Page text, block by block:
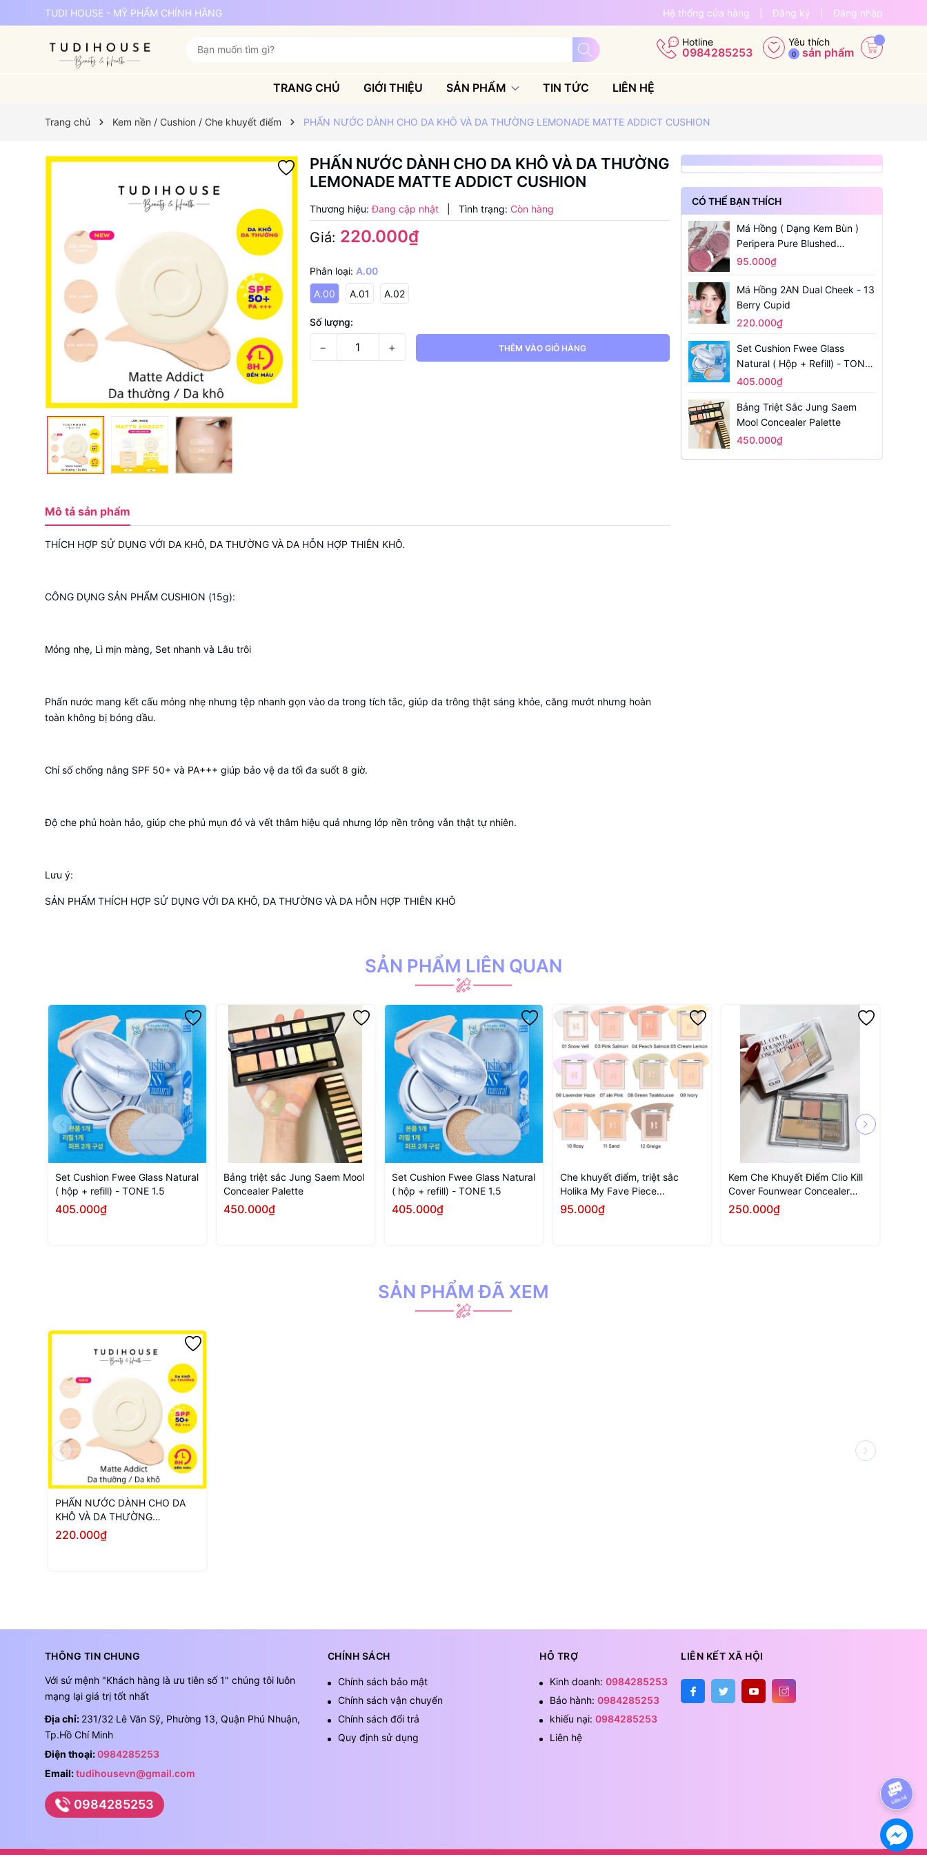
TUDI HOUSE - MỸ PHẨM CHÍNH HÃNG Hệ thống cửa hàng Đăng ký Đăng nhập
Hotline
0984285253
Yêu thích
0 sản phẩm
TRANG CHỦ GIỚI THIỆU SẢN PHẨM TIN TỨC LIÊN HỆ
Trang chủ Kem nền / Cushion / Che khuyết điểm PHẤN NƯỚC DÀNH CHO DA KHÔ VÀ DA THƯỜNG LEMONADE MATTE ADDICT CUSHION
PHẤN NƯỚC DÀNH CHO DA KHÔ VÀ DA THƯỜNG
LEMONADE MATTE ADDICT CUSHION
Thương hiệu: Đang cập nhật Tình trạng: Còn hàng
Giá: 220.000₫
Phân loại: A.00
A.00
A.01 A.02
Số lượng:
− + THÊM VÀO GIỎ HÀNG
Mô tả sản phẩm
THÍCH HỢP SỬ DỤNG VỚI DA KHÔ, DA THƯỜNG VÀ DA HỖN HỢP THIÊN KHÔ.
CÔNG DỤNG SẢN PHẨM CUSHION (15g):
Mỏng nhẹ, Lì mịn màng, Set nhanh và Lâu trôi
Phấn nước mang kết cấu mỏng nhẹ nhưng tệp nhanh gọn vào da trong tích tắc, giúp da trông thật sáng khỏe, căng mướt nhưng hoàn
toàn không bị bóng dầu.
Chỉ số chống nắng SPF 50+ và PA+++ giúp bảo vệ da tối đa suốt 8 giờ.
Độ che phủ hoàn hảo, giúp che phủ mụn đỏ và vết thâm hiệu quả nhưng lớp nền trông vẫn thật tự nhiên.
Lưu ý:
SẢN PHẨM THÍCH HỢP SỬ DỤNG VỚI DA KHÔ, DA THƯỜNG VÀ DA HỖN HỢP THIÊN KHÔ
CÓ THỂ BẠN THÍCH
Má Hồng ( Dạng Kem Bùn )
Peripera Pure Blushed
Sunshine Cheek
95.000₫
Má Hồng 2AN Dual Cheek - 13
Berry Cupid
220.000₫
Set Cushion Fwee Glass
Natural ( Hộp + Refill) - TONE
1.5
405.000₫
Bảng Triệt Sắc Jung Saem
Mool Concealer Palette
450.000₫
SẢN PHẨM LIÊN QUAN
Set Cushion Fwee Glass Natural
( hộp + refill) - TONE 1.5
405.000₫
Bảng triệt sắc Jung Saem Mool
Concealer Palette
450.000₫
Set Cushion Fwee Glass Natural
( hộp + refill) - TONE 1.5
405.000₫
Che khuyết điểm, triệt sắc
Holika My Fave Piece
Concealer
95.000₫
Kem Che Khuyết Điểm Clio Kill
Cover Founwear Concealer
Palette 6g - MÀU 02 DELGHT
250.000₫
SẢN PHẨM ĐÃ XEM
PHẤN NƯỚC DÀNH CHO DA
KHÔ VÀ DA THƯỜNG
LEMONADE MATTE ADDICT
220.000₫
THÔNG TIN CHUNG
Với sứ mệnh "Khách hàng là ưu tiên số 1" chúng tôi luôn
mạng lại giá trị tốt nhất
Địa chỉ: 231/32 Lê Văn Sỹ, Phường 13, Quận Phú Nhuận,
Tp.Hồ Chí Minh
Điện thoại:0984285253
Email:tudihousevn@gmail.com
0984285253
CHÍNH SÁCH
Chính sách bảo mật
Chính sách vận chuyển
Chính sách đổi trả
Quy định sử dụng
HỖ TRỢ
Kinh doanh: 0984285253
Bảo hành: 0984285253
khiếu nại: 0984285253
Liên hệ
LIÊN KẾT XÃ HỘI